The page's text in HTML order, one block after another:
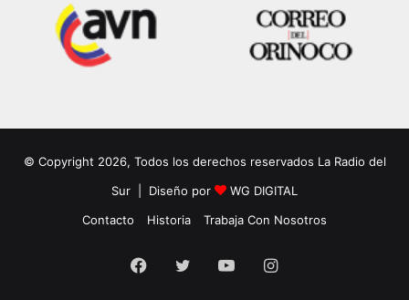
© Copyright 2026, Todos los derechos reservados La Radio del
Sur | Diseño por
WG DIGITAL
Contacto
Historia Trabaja Con Nosotros
Facebook
TwitterYouTubeInstagram